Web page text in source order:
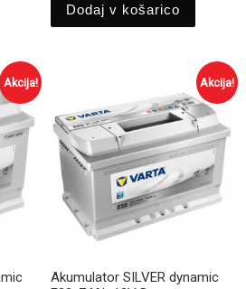
Dodaj v košarico
Akcija! Akcija!
Akumulator SILVER dynamic